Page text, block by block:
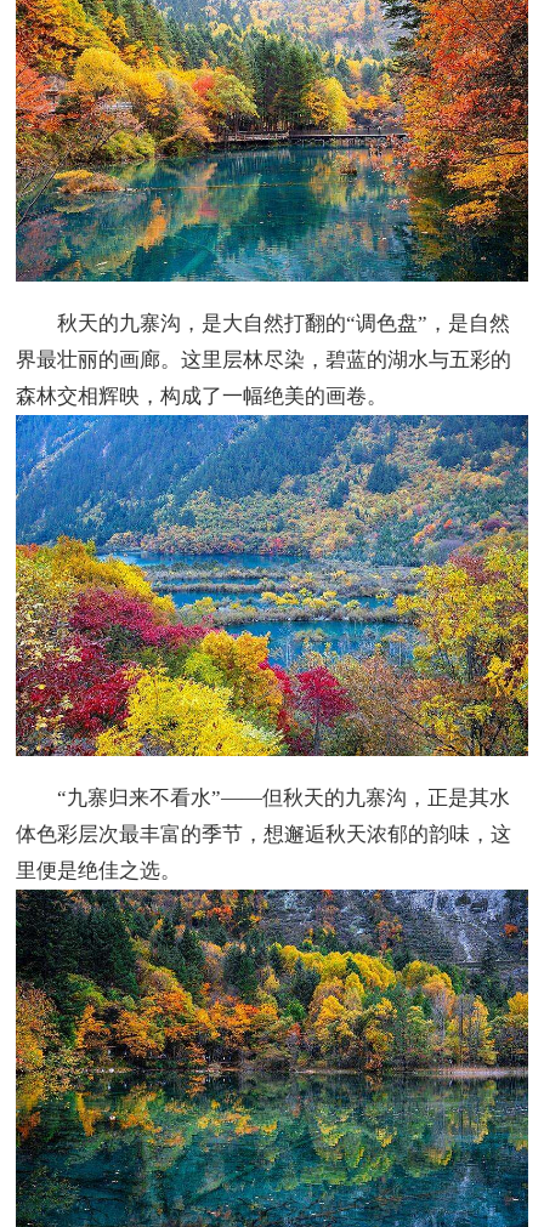
秋天的九寨沟，是大自然打翻的“调色盘”，是自然
界最壮丽的画廊。这里层林尽染，碧蓝的湖水与五彩的
森林交相辉映，构成了一幅绝美的画卷。
“九寨归来不看水”——但秋天的九寨沟，正是其水
体色彩层次最丰富的季节，想邂逅秋天浓郁的韵味，这
里便是绝佳之选。